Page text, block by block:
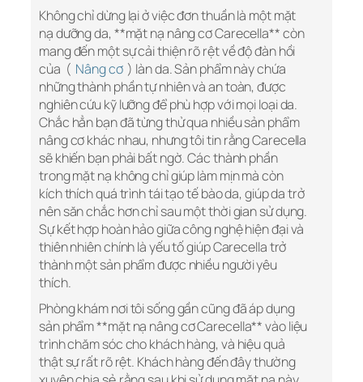
Không chỉ dừng lại ở việc đơn thuần là một mặt
nạ dưỡng da, **mặt nạ nâng cơ Carecella** còn
mang đến một sự cải thiện rõ rệt về độ đàn hồi
của ( Nâng cơ) làn da. Sản phẩm này chứa
những thành phần tự nhiên và an toàn, được
nghiên cứu kỹ lưỡng để phù hợp với mọi loại da.
Chắc hẳn bạn đã từng thử qua nhiều sản phẩm
nâng cơ khác nhau, nhưng tôi tin rằng Carecella
sẽ khiến bạn phải bất ngờ. Các thành phần
trong mặt nạ không chỉ giúp làm mịn mà còn
kích thích quá trình tái tạo tế bào da, giúp da trở
nên săn chắc hơn chỉ sau một thời gian sử dụng.
Sự kết hợp hoàn hảo giữa công nghệ hiện đại và
thiên nhiên chính là yếu tố giúp Carecella trở
thành một sản phẩm được nhiều người yêu
thích.
Phòng khám nơi tôi sống gần cũng đã áp dụng
sản phẩm **mặt nạ nâng cơ Carecella** vào liệu
trình chăm sóc cho khách hàng, và hiệu quả
thật sự rất rõ rệt. Khách hàng đến đây thường